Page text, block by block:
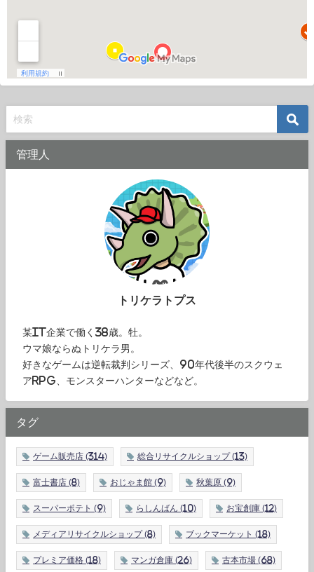
管理人
トリケラトプス
某IT企業で働く38歳。牡。
ウマ娘ならぬトリケラ男。
好きなゲームは逆転裁判シリーズ、90年代後半のスクウェ
アRPG、モンスターハンターなどなど。
タグ
ゲーム販売店 (314) 総合リサイクルショップ (13)
富士書店 (8) おじゃま館 (9) 秋葉原 (9)
スーパーポテト (9) らしんばん (10) お宝創庫 (12)
メディアリサイクルショップ (8) ブックマーケット (18)
プレミア価格 (18) マンガ倉庫 (26) 古本市場 (68)